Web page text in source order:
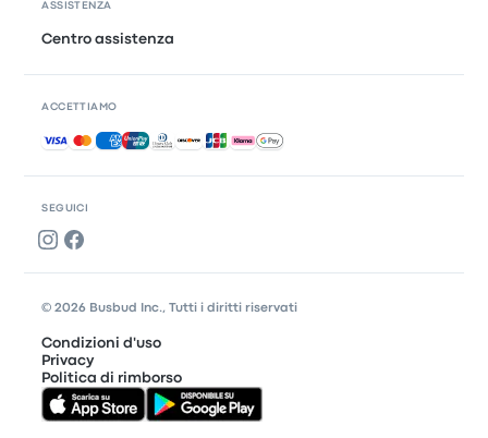
SEGUICI
ASSISTENZA
Centro assistenza
ACCETTIAMO
Pagamenti accettati
© 2026 Busbud Inc., Tutti i diritti riservati
Condizioni d'uso
Privacy
Politica di rimborso